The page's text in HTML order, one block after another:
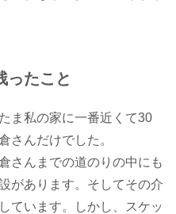
ったこと
ま私の家に一番近くて30
さんだけでした。
さんまでの道のりの中にも
があります。そしてその介
ています。しかし、スケッ